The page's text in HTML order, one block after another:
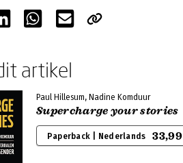
artikel
Paul Hillesum, Nadine Komduur
Supercharge your stories
Paperback | Nederlands 33,99